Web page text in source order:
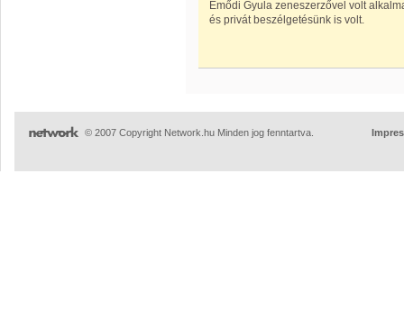
Emődi Gyula zeneszerzővel volt
és privát beszélgetésünk is volt.
© 2007 Copyright Network.hu Minden jog fenntartva.